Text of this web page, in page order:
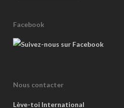
Facebook
Nous contacter
Lève-toi International